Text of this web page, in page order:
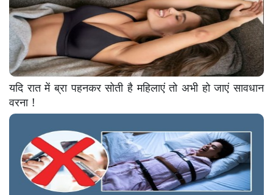
यदि रात में ब्रा पहनकर सोती है महिलाएं तो अभी हो जाएं सावधान
वरना !